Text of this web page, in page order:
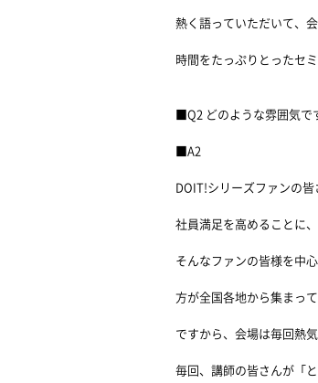
熱く語っていただいて、
時間をたっぷりとったセ
■Q2 どのような雰囲気で
■A2
DOIT!シリーズファンの
社員満足を高めることに
そんなファンの皆様を中
方が全国各地から集まって
ですから、会場は毎回熱気
毎回、講師の皆さんが「